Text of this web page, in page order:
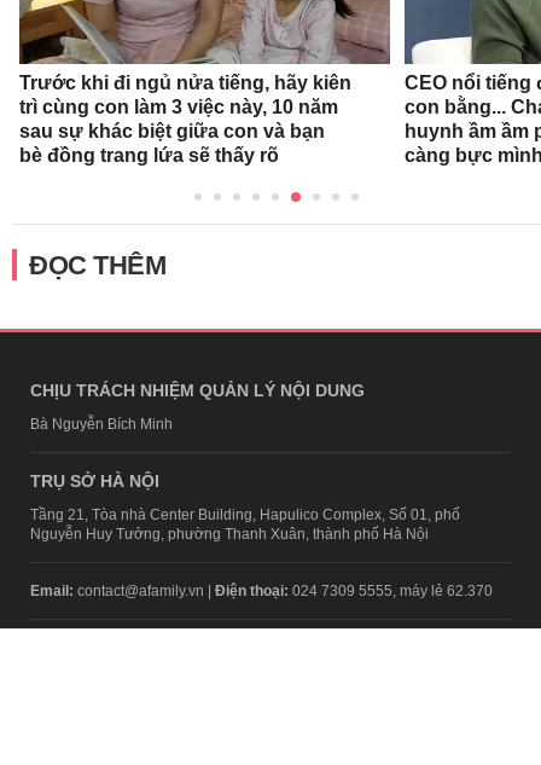
Trước khi đi ngủ nửa tiếng, hãy kiên
trì cùng con làm 3 việc này, 10 năm
sau sự khác biệt giữa con và bạn
bè đồng trang lứa sẽ thấy rõ
CEO nổi tiếng
con bằng...
huynh ầm ầm
càng bực
ĐỌC THÊM
CHỊU TRÁCH NHIỆM QUẢN LÝ NỘI DUNG
Bà Nguyễn Bích Minh
TRỤ SỞ HÀ NỘI
Tầng 21, Tòa nhà Center Building, Hapulico Complex, Số 01, phố
Nguyễn Huy Tưởng, phường Thanh Xuân, thành phố Hà Nội
Email: contact@afamily.vn | Điện thoại: 024 7309 5555, máy lẻ 62.370